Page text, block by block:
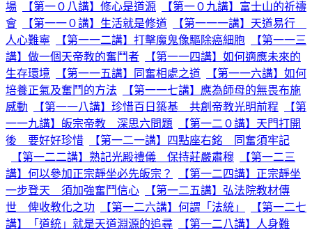
場
【第一０八講】修心是道源
【第一０九講】富士山的祈禱
會
【第一一０講】生活就是修道
【第一一一講】天道易行
人心難寧
【第一一二講】打擊魔鬼像驅除癌細胞
【第一一三
講】做一個天帝教的奮鬥者
【第一一四講】如何適應未來的
生存環境
【第一一五講】同奮相處之道
【第一一六講】如何
培養正氣及奮鬥的方法
【第一一七講】應為師母的無畏布施
感動
【第一一八講】珍惜百日築基 共創帝教光明前程
【第
一一九講】皈宗帝教 深思六問題
【第一二０講】天門打開
後 要好好珍惜
【第一二一講】四點座右銘 同奮須牢記
【第一二二講】熟記光殿禮儀 保持莊嚴肅穆
【第一二三
講】何以參加正宗靜坐必先皈宗？
【第一二四講】正宗靜坐
一步登天 須加強奮鬥信心
【第一二五講】弘法院教材傳
世 俾收教化之功
【第一二六講】何謂「法統」
【第一二七
講】「道統」就是天道淵源的追尋
【第一二八講】人身難